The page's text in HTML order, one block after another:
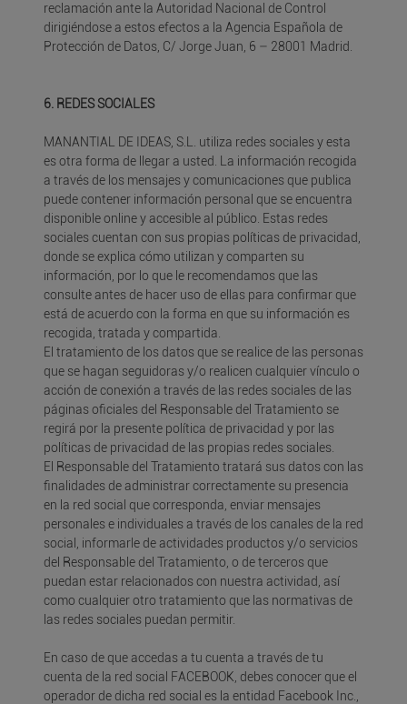
reclamación ante la Autoridad Nacional de Control
dirigiéndose a estos efectos a la Agencia Española de
Protección de Datos, C/ Jorge Juan, 6 – 28001 Madrid.
6. REDES SOCIALES
MANANTIAL DE IDEAS, S.L. utiliza redes sociales y esta
es otra forma de llegar a usted. La información recogida
a través de los mensajes y comunicaciones que publica
puede contener información personal que se encuentra
disponible online y accesible al público. Estas redes
sociales cuentan con sus propias políticas de privacidad,
donde se explica cómo utilizan y comparten su
información, por lo que le recomendamos que las
consulte antes de hacer uso de ellas para confirmar que
está de acuerdo con la forma en que su información es
recogida, tratada y compartida.
El tratamiento de los datos que se realice de las personas
que se hagan seguidoras y/o realicen cualquier vínculo o
acción de conexión a través de las redes sociales de las
páginas oficiales del Responsable del Tratamiento se
regirá por la presente política de privacidad y por las
políticas de privacidad de las propias redes sociales.
El Responsable del Tratamiento tratará sus datos con las
finalidades de administrar correctamente su presencia
en la red social que corresponda, enviar mensajes
personales e individuales a través de los canales de la red
social, informarle de actividades productos y/o servicios
del Responsable del Tratamiento, o de terceros que
puedan estar relacionados con nuestra actividad, así
como cualquier otro tratamiento que las normativas de
las redes sociales puedan permitir.
En caso de que accedas a tu cuenta a través de tu
cuenta de la red social FACEBOOK, debes conocer que el
operador de dicha red social es la entidad Facebook Inc.,